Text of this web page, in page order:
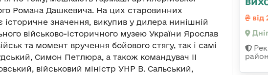
Романа Дашкевича. На цих старовинних
історичне значення, викупив у дилера нинішній
військово-історичного музею України Ярослав
та момент вручення бойового стягу, так і самі
Симон Петлюра, а також командувач ІІ
військовий міністр УНР В. Сальський,
від